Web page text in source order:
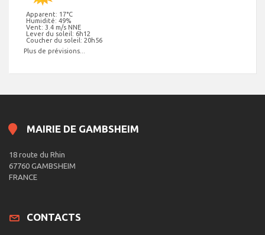
Apparent: 17°C
Humidité: 49%
Vent: 3.4 m/s NNE
Lever du soleil: 6h12
Coucher du soleil: 20h56
Plus de prévisions...
MAIRIE DE GAMBSHEIM
18 route du Rhin
67760 GAMBSHEIM
FRANCE
CONTACTS